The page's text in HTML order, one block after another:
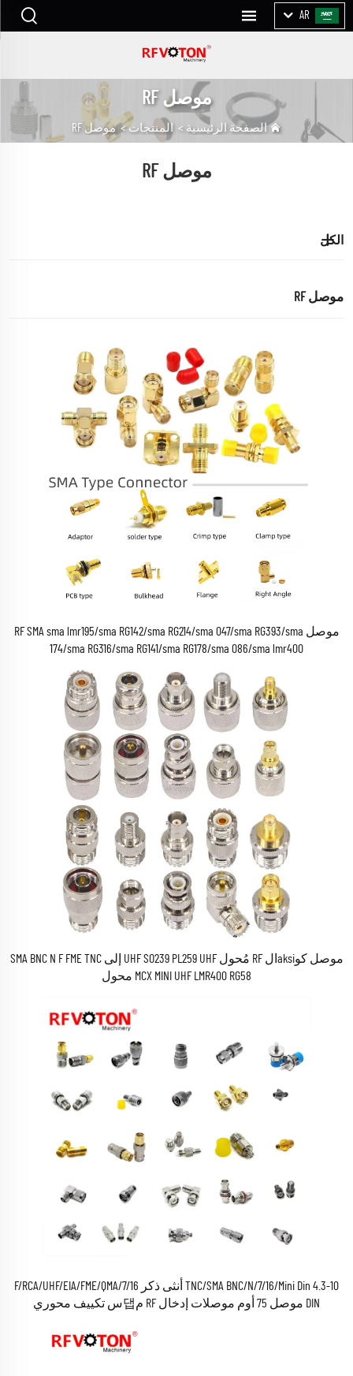
AR
موصل RF
الصفحة الرئيسية > المنتجات>موصل RF
موصل RF
الكل
موصل RF
موصل RF SMA sma lmr195/sma RG142/sma RG214/sma 047/sma RG393/sma
174/sma RG316/sma RG141/sma RG178/sma 086/sma lmr400
موصل كوaksiال RF مُحول UHF SO239 PL259 UHF إلى SMA BNC N F FME TNC
MCX MINI UHF LMR400 RG58 محول
TNC/SMA BNC/N/7/16/Mini Din 4.3-10 أنثى ذكر F/RCA/UHF/EIA/FME/QMA/7/16
DIN موصل 75 أوم موصلات إدخال RF م댑س تكييف محوري